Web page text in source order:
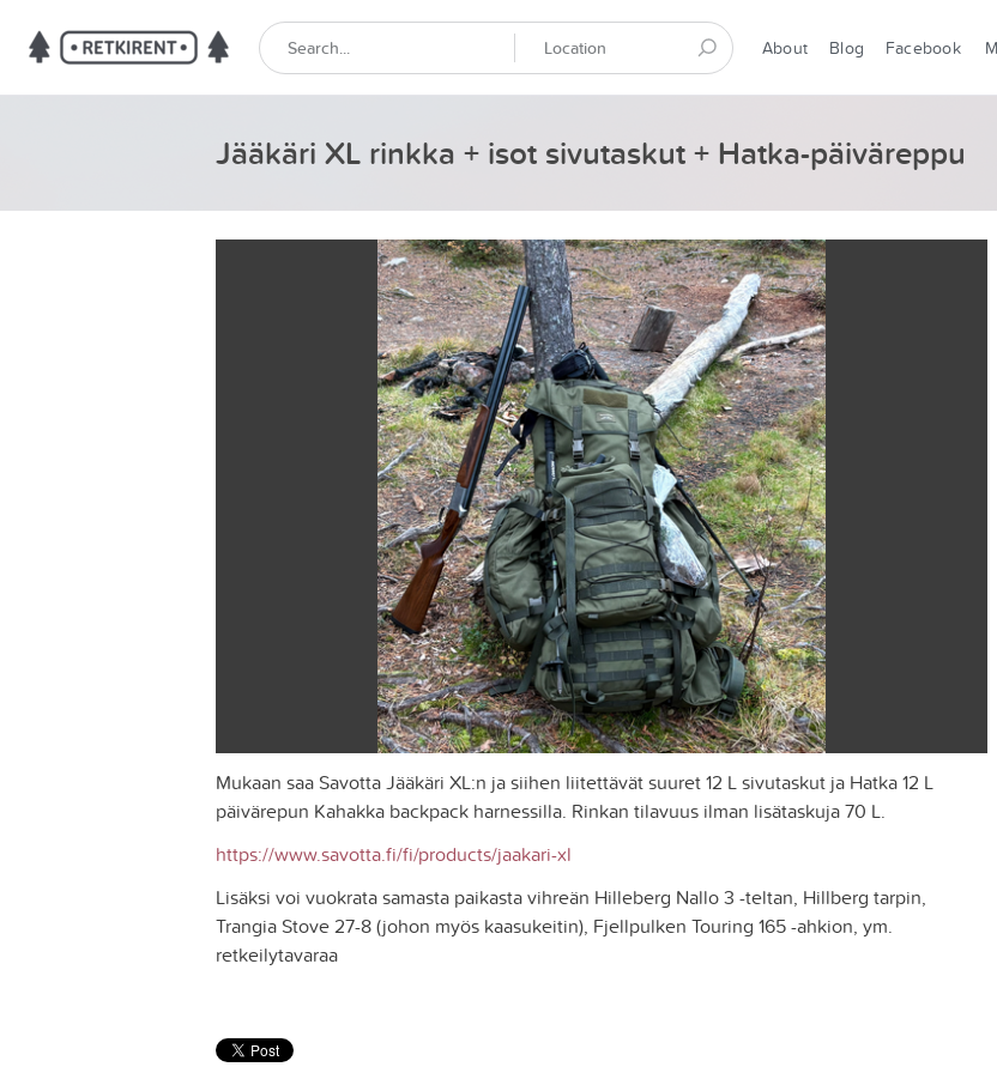
About Blog Facebook
Jääkäri XL rinkka + isot sivutaskut + Hatka-päiväreppu
Mukaan saa Savotta Jääkäri XL:n ja siihen liitettävät suuret 12 L sivutaskut ja Hatka 12 L
päivärepun Kahakka backpack harnessilla. Rinkan tilavuus ilman lisätaskuja 70 L.
https://www.savotta.fi/fi/products/jaakari-xl
Lisäksi voi vuokrata samasta paikasta vihreän Hilleberg Nallo 3 -teltan, Hillberg tarpin,
Trangia Stove 27-8 (johon myös kaasukeitin), Fjellpulken Touring 165 -ahkion, ym.
retkeilytavaraa